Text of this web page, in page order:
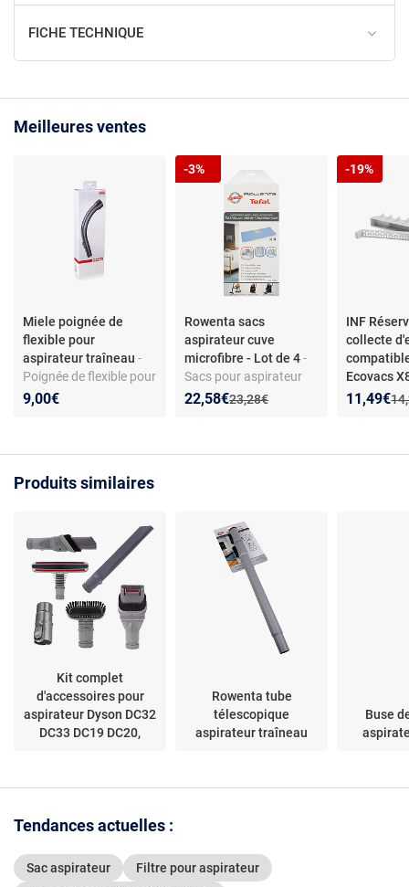
FICHE TECHNIQUE
Meilleures ventes
Miele poignée de
flexible pour
aspirateur traîneau -
Poignée de flexible pour
aspirateur traîneau -
9,00€
Rowenta sacs
aspirateur cuve
microfibre - Lot de 4-
Sacs pour aspirateur
cuve en microfibre -
Ancien prix :
23,28€
Nouveau prix :
22,58€
Réduction de :
-3%
INF
collecte
Ecovacs
X9 T80 -
Nouveau
11,49€
-19%
Produits similaires
Kit complet
d'accessoires pour
aspirateur Dyson DC32
DC33 DC19 DC20,
Rowenta tube
télescopique
aspirateur traîneau
Buse
Tendances actuelles :
Sac aspirateur
Filtre pour aspirateur